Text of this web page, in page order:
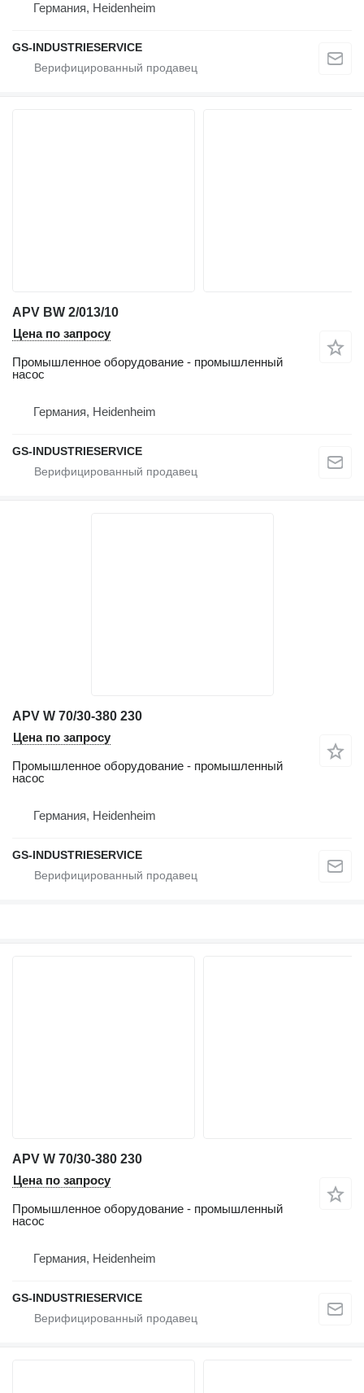
Германия, Heidenheim
GS-INDUSTRIESERVICE
APV BW 2/013/10
Цена по запросу
Промышленное оборудование - промышленный
насос
Германия, Heidenheim
GS-INDUSTRIESERVICE
APV W 70/30-380 230
Цена по запросу
Промышленное оборудование - промышленный
насос
Германия, Heidenheim
GS-INDUSTRIESERVICE
APV W 70/30-380 230
Цена по запросу
Промышленное оборудование - промышленный
насос
Германия, Heidenheim
GS-INDUSTRIESERVICE